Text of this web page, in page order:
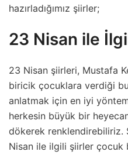
hazırladığımız şiirler;
23 Nisan ile
23 Nisan şiirleri, Mustafa
biricik çocuklara verdiği
anlatmak için en iyi
herkesin büyük bir
dökerek renklendirebiliriz.
Nisan ile ilgili şiirler çocuk